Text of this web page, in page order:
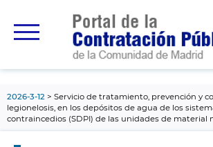
principal
2026-3-12
Servicio de tratamiento, prevención y
legionelosis, en los depósitos de agua de los
contraincedios (SDPI) de las unidades de material